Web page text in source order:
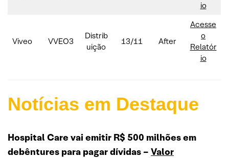
io
Viveo VVEO3
Distrib
uição
13/11 After
Acesse
o
Relatór
io
Notícias em Destaque
Hospital Care vai emitir R$ 500 milhões em
debêntures para pagar dívidas – Valor